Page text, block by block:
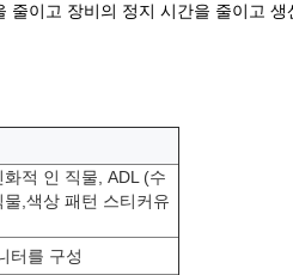
이고 장비의 정지 시간을 줄이고
적 인 직물, ADL (수
,색상 패턴 스티커유
터를 구성